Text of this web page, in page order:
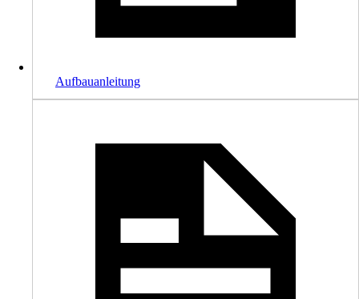
Aufbauanleitung